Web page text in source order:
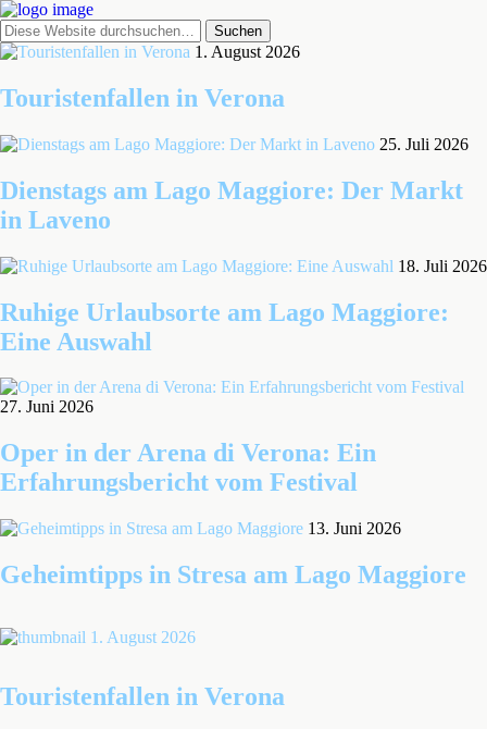
1. August 2026
Touristenfallen in Verona
25. Juli 2026
Dienstags am Lago Maggiore: Der Markt
in Laveno
18. Juli 2026
Ruhige Urlaubsorte am Lago Maggiore:
Eine Auswahl
27. Juni 2026
Oper in der Arena di Verona: Ein
Erfahrungsbericht vom Festival
13. Juni 2026
Geheimtipps in Stresa am Lago Maggiore
1. August 2026
Touristenfallen in Verona